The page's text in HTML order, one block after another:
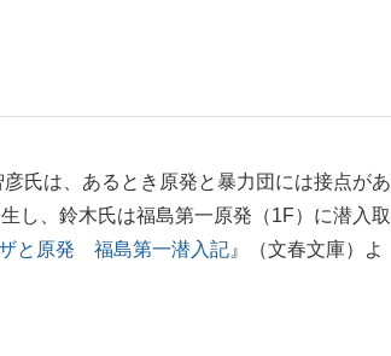
監督...
氏は、あるとき原発と暴力団には接点があ
し、鈴木氏は福島第一原発（1F）に潜入取
と原発 福島第一潜入記 』（文春文庫）よ